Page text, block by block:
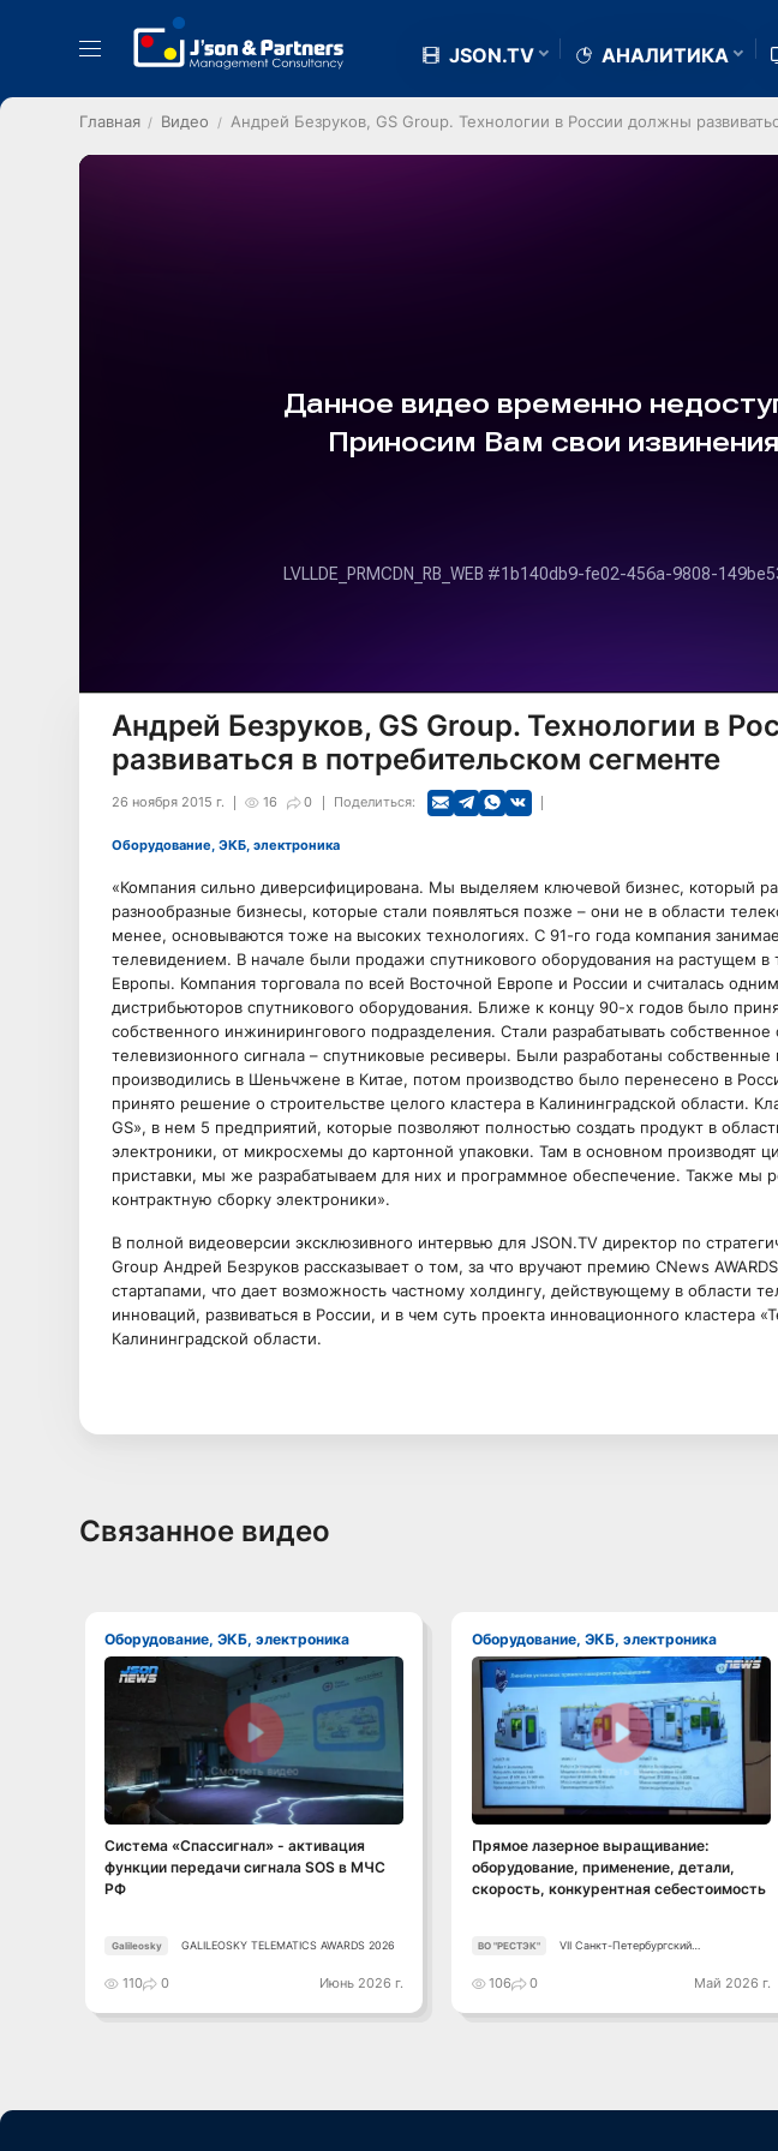
JSON.TV АНАЛИТИКА
Главная Видео Андрей Безруков, GS Group. Технологии в России должны
Андрей Безруков, GS Group. Технологии в
развиваться в потребительском сегменте
16 0
26 ноября 2015 г. Поделиться:
Оборудование, ЭКБ, электроника
«Компания сильно диверсифицирована. Мы выделяем ключевой бизнес, который
разнообразные бизнесы, которые стали появляться позже – они не в области
менее, основываются тоже на высоких технологиях. С 91-го года компания
телевидением. В начале были продажи спутникового оборудования на растущем в
Европы. Компания торговала по всей Восточной Европе и России и считалась
дистрибьюторов спутникового оборудования. Ближе к концу 90-х годов было
собственного инжинирингового подразделения. Стали разрабатывать
телевизионного сигнала – спутниковые ресиверы. Были разработаны
производились в Шеньчжене в Китае, потом производство было перенесено в
принято решение о строительстве целого кластера в Калининградской области.
GS», в нем 5 предприятий, которые позволяют полностью создать продукт в
электроники, от микросхемы до картонной упаковки. Там в основном производят
приставки, мы же разрабатываем для них и программное обеспечение. Также мы
контрактную сборку электроники».
В полной видеоверсии эксклюзивного интервью для JSON.TV директор по
Group Андрей Безруков рассказывает о том, за что вручают премию CNews
стартапами, что дает возможность частному холдингу, действующему в области
инноваций, развиваться в России, и в чем суть проекта инновационного кластера
Калининградской области.
Связанное видео
Оборудование, ЭКБ, электроника
Смотреть видео
Система «Спассигнал» - активация
функции передачи сигнала SOS в МЧС
РФ
Galileosky GALILEOSKY TELEMATICS AWARDS 2026
110 0 Июнь 2026 г.
Оборудование, ЭКБ, электроника
Смотреть видео
Прямое лазерное выращивание:
оборудование, применение, детали,
скорость, конкурентная себестоимость
ВО "РЕСТЭК"
VII Санкт-Петербургский
106 0 Май 2026 г.